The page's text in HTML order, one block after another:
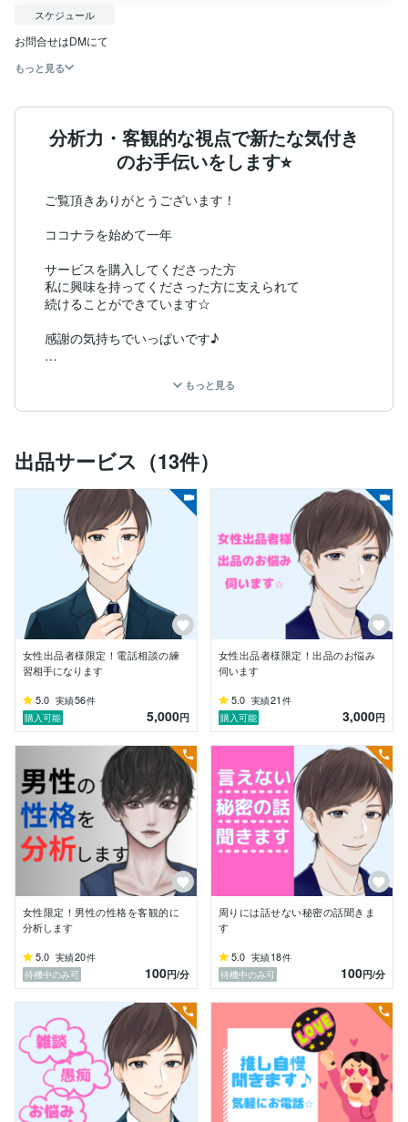
スケジュール
もっと見る
分析力・客観的な視点で新たな気付き
のお手伝いをします⭐︎
ご覧頂きありがとうございます！
ココナラを始めて一年
サービスを購入してくださった方
私に興味を持ってくださった方に支えられて
続けることができています☆
感謝の気持ちでいっぱいです♪
嬉しい評価もいただけています♪
いつもありがとうございます☆
頑張りますので
よろしくお願いします☆
私は仕事でお客様のお話を聞き
プライベートでも
友人の相談に乗っています。
もっといろんな人の
お話が聞きたいと思ったので
ココナラを始めました！
京都出身で、柔らかい
関西弁がキツイという
不安がある方もご安心ください。笑
営業をしており
日々、お客様のお話を聞いています。
プライベートでも
友人から相談されたりします。
●仕事の愚痴
●将来の不安
●恋愛相談
●副業の相談
etc.
お話を聞く時に意識していることは
否定をせず話を受け入れる。
ことを意識しています。
友人からは
「どんな話でも受け入れるから
話しにくい内容でも話せる」
と言っていただいています。
もっと見る
出品サービス（13件）
女性出品者様限定！電話相談の練
習相手になります
5.0 実績56件
購入可能
5,000円
女性出品者様限定！出品のお悩み
伺います
5.0 実績21 件
購入可能
3,000円
女性限定！男性の性格を客観的に
分析します
5.0 実績20件
待機中のみ可
100円/分
周りには話せない秘密の話聞きま
す
5.0 実績18件
待機中のみ可
100円/分